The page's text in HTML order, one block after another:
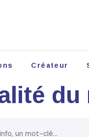
Créateur
du